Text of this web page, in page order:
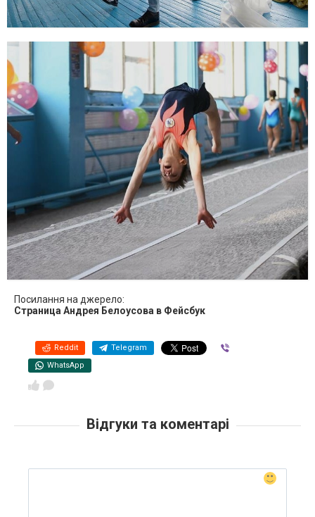
Посилання на джерело:
Страница Андрея Белоусова в Фейсбук
Reddit Telegram
WhatsApp
Відгуки та коментарі